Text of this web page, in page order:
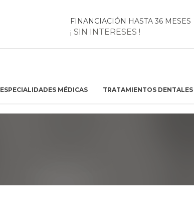
FINANCIACIÓN HASTA 36 MESES
¡ SIN INTERESES !
ESPECIALIDADES MÉDICAS TRATAMIENTOS DENTALES